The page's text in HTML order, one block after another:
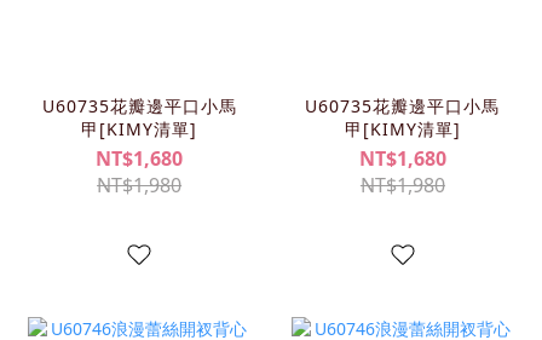
U60735花瓣邊平口小馬
甲[KIMY清單]
NT$1,680
NT$1,980
U60735花瓣邊平口小馬
甲[KIMY清單]
NT$1,680
NT$1,980